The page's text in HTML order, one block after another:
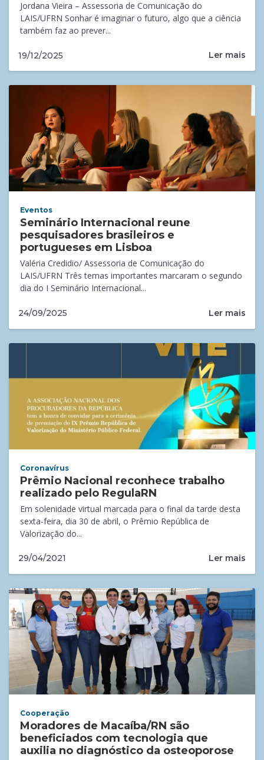
Jordana Vieira – Assessoria de Comunicação do
LAIS/UFRN Sonhar é imaginar o futuro, algo que a ciência
também faz ao prever...
19/12/2025 Ler mais
Eventos
Seminário Internacional reune
pesquisadores brasileiros e
portugueses em Lisboa
Valéria Credidio/ Assessoria de Comunicação do
LAIS/UFRN Três temas importantes marcaram o segundo
dia do I Seminário Internacional...
24/09/2025 Ler mais
Coronavírus
Prêmio Nacional reconhece trabalho
realizado pelo RegulaRN
Em solenidade virtual marcada para o final da tarde desta
sexta-feira, dia 30 de abril, o Prêmio República de
Valorização do...
29/04/2021 Ler mais
Cooperação
Moradores de Macaíba/RN são
beneficiados com tecnologia que
auxilia no diagnóstico da osteoporose